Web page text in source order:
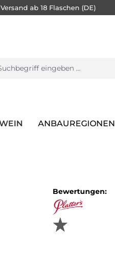
Hauptnavigation springen
ab 18 Flaschen (DE)
ANBAUREGIONEN
Bewertungen: